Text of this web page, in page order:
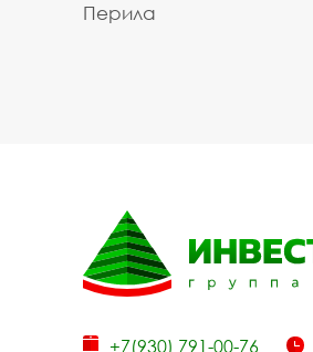
Перила
+7(930) 791-00-76